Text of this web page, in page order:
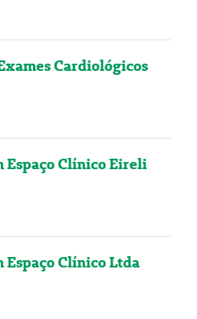
Cardiológicos
Espaço Clínico Eireli
Clínico Ltda